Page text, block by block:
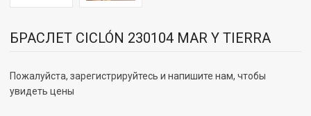
БРАСЛЕТ CICLÓN 230104 MAR Y TIERRA
Пожалуйста, зарегистрируйтесь и напишите нам, чтобы
увидеть цены